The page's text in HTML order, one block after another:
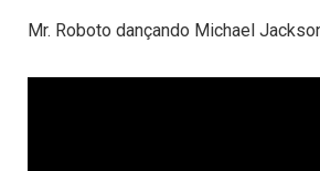
Mr. Roboto dançando Michael